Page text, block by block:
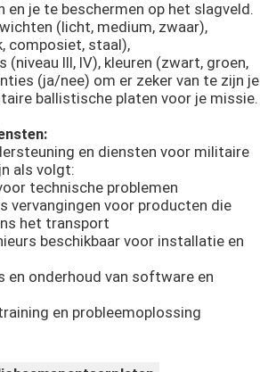
Helm
Platen
Rugzak
Laarzen
Vest
en je te beschermen op het slagveld.
(licht, medium, zwaar),
composiet, staal),
(niveau III, IV), kleuren (zwart, groen,
(ja/nee) om er zeker van te zijn je
ballistische platen voor je missie.
en diensten voor militaire
als volgt:
technische problemen
vervangingen voor producten die
het transport
beschikbaar voor installatie en
en onderhoud van software en
en probleemoplossing